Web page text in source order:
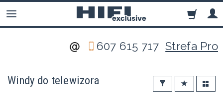
607 615 717Strefa Pro
Windy do telewizora